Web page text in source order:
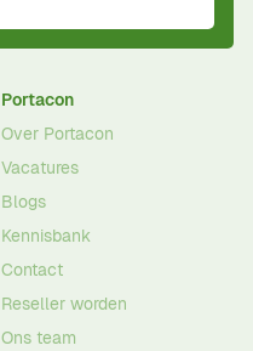
Portacon
Over Portacon
Vacatures
Blogs
Kennisbank
Contact
Reseller worden
Ons team